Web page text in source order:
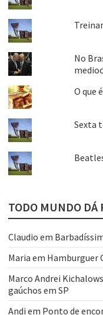
No
O que
Sexta
TODO MUNDO
Claudio em
Maria em Hamburguer
Marco Andrei
gaúchos em SP
Andi em Ponto de